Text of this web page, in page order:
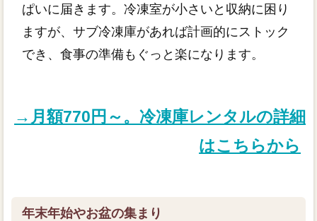
ぱいに届きます。冷凍室が小さいと収納に困り
ますが、サブ冷凍庫があれば計画的にストック
でき、食事の準備もぐっと楽になります。
→月額770円～。冷凍庫レンタルの詳細
はこちらから
年末年始やお盆の集まり